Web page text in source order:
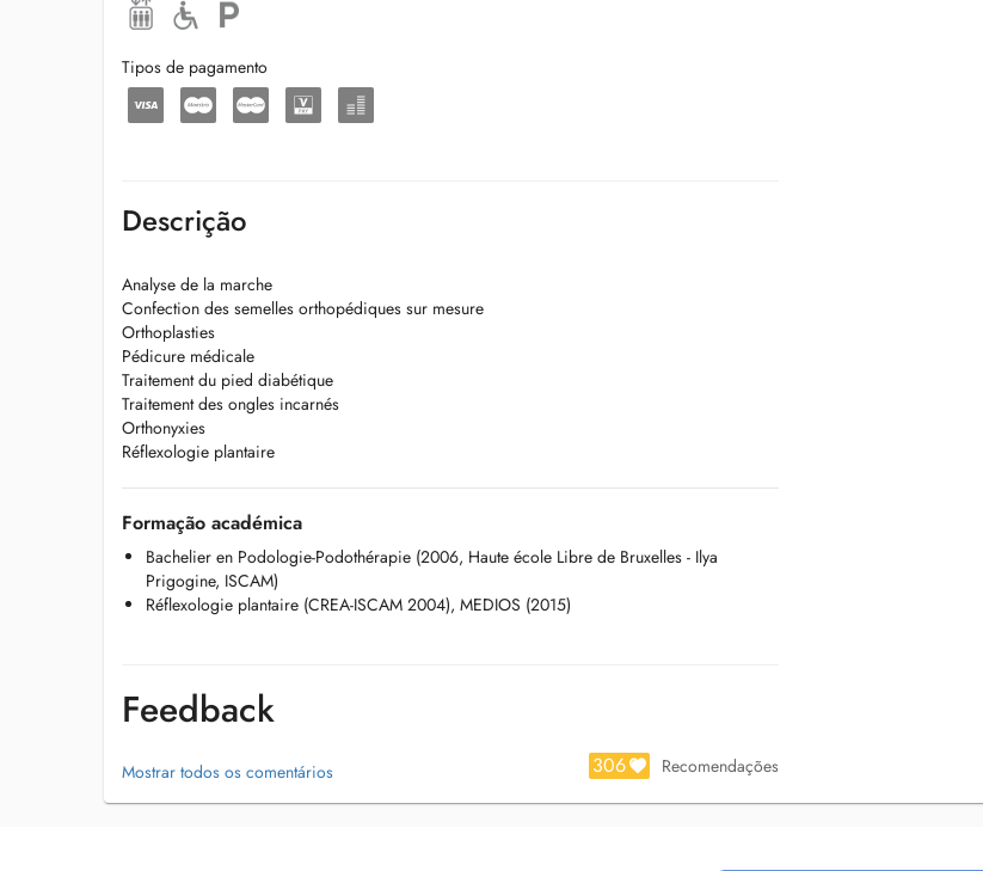
Tipos de pagamento
Descrição
Analyse de la marche
Confection des semelles orthopédiques sur mesure
Orthoplasties
Pédicure médicale
Traitement du pied diabétique
Traitement des ongles incarnés
Orthonyxies
Réflexologie plantaire
Formação académica
Bachelier en Podologie-Podothérapie (2006, Haute école Libre de Bruxelles - Ilya
Prigogine, ISCAM)
Réflexologie plantaire (CREA-ISCAM 2004), MEDIOS (2015)
Feedback
Mostrar todos os comentários 306 Recomendações